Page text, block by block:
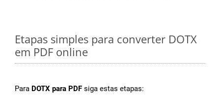
Etapas simples para converter DOTX
em PDF online
Para DOTX para PDF siga estas etapas: